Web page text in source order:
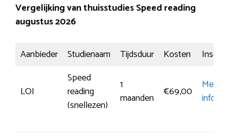
Vergelijking van thuisstudies Speed reading
augustus 2026
Aanbieder Studienaam Tijdsduur Kosten
LOI
Speed
reading
(snellezen)
1
maanden
€69,00
Meer